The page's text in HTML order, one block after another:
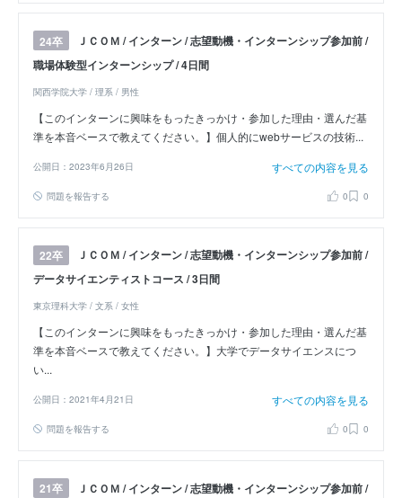
24卒
ＪＣＯＭ / インターン / 志望動機・インターンシップ参加前 /
職場体験型インターンシップ / 4日間
関西学院大学 / 理系 / 男性
【このインターンに興味をもったきっかけ・参加した理由・選んだ基
準を本音ベースで教えてください。】個人的にwebサービスの技術...
公開日：2023年6月26日 すべての内容を見る
問題を報告する 0 0
22卒
ＪＣＯＭ / インターン / 志望動機・インターンシップ参加前 /
データサイエンティストコース / 3日間
東京理科大学 / 文系 / 女性
【このインターンに興味をもったきっかけ・参加した理由・選んだ基
準を本音ベースで教えてください。】大学でデータサイエンスにつ
い...
公開日：2021年4月21日 すべての内容を見る
問題を報告する 0 0
21卒
ＪＣＯＭ / インターン / 志望動機・インターンシップ参加前 /